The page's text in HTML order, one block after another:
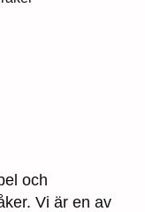
och
Vi är en av